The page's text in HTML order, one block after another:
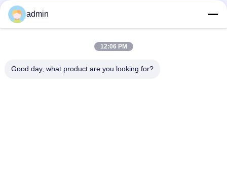
L'industria Della Cura Della Pelle, Diversi Prodotti Di
Softgel Sono In Vendita Sul Mercato In Tutto Il Mondo.Ha
Fusione Automatica Della Gelatina Di Jangli Machinery
admin
12:06 PM
Good day, what product are you looking for?